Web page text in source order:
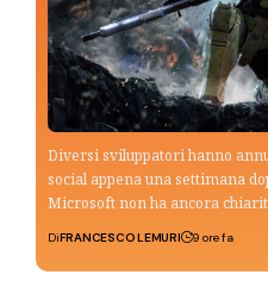
Diversi sviluppatori hanno
social appena una settimana
Microsoft non ha ancora
DiFRANCESCO LEMURI 9 ore fa